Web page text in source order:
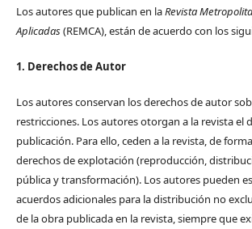
Los autores que publican en laRevista
Aplicadas(REMCA), están de acuerdo con los
1. Derechos de Autor
Los autores conservan los derechos de autor
restricciones. Los autores otorgan a la revista el
publicación. Para ello, ceden a la revista, de
derechos de explotación (reproducción,
pública y transformación). Los autores pueden
acuerdos adicionales para la distribución no
de la obra publicada en la revista, siempre que